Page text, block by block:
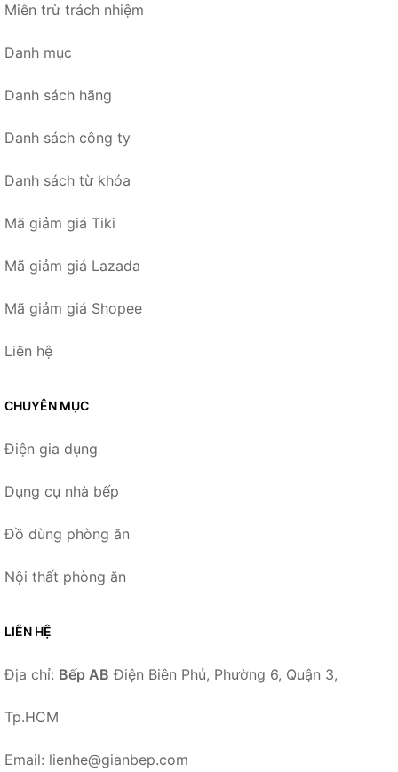
Miễn trừ trách nhiệm
Danh mục
Danh sách hãng
Danh sách công ty
Danh sách từ khóa
Mã giảm giá Tiki
Mã giảm giá Lazada
Mã giảm giá Shopee
Liên hệ
CHUYÊN MỤC
Điện gia dụng
Dụng cụ nhà bếp
Đồ dùng phòng ăn
Nội thất phòng ăn
LIÊN HỆ
Địa chỉ: Bếp AB Điện Biên Phủ, Phường 6, Quận 3,
Tp.HCM
Email: lienhe@gianbep.com